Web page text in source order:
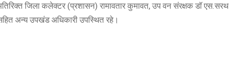
जिला कलेक्टर (प्रशासन) रामावतार कुमावत, उप वन संरक्षक डॉ एस.सरथ
सहित अन्य उपखंड अधिकारी उपस्थित रहे।